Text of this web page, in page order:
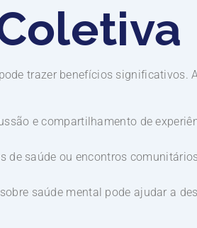
trazer benefícios significativos.
e compartilhamento de
de saúde ou encontros
saúde mental pode ajudar a